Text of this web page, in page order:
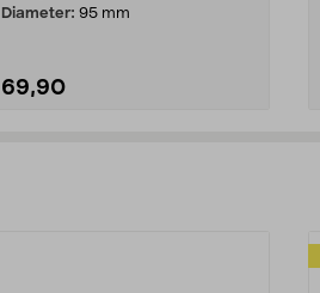
Diameter: 95 mm
69,90